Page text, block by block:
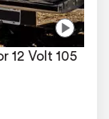
12 Volt 105